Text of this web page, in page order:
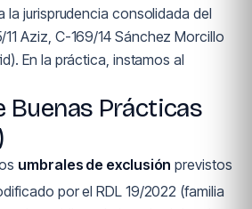
la jurisprudencia consolidada del
11 Aziz, C-169/14 Sánchez Morcillo
En la práctica, instamos al
Buenas Prácticas
umbrales de exclusión previstos
por el RDL 19/2022 (familia